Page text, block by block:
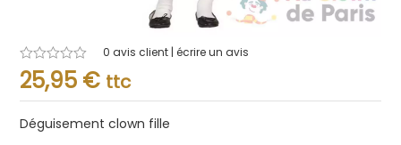
Note
0.001
0 avis client | écrire un avis
25,95 € ttc
Déguisement clown fille